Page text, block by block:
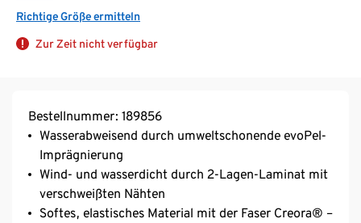
Richtige Größe ermitteln
Zur Zeit nicht verfügbar
Bestellnummer: 189856
Wasserabweisend durch umweltschonende evoPel-
Imprägnierung
Wind- und wasserdicht durch 2-Lagen-Laminat mit
verschweißten Nähten
Softes, elastisches Material mit der Faser Creora® –